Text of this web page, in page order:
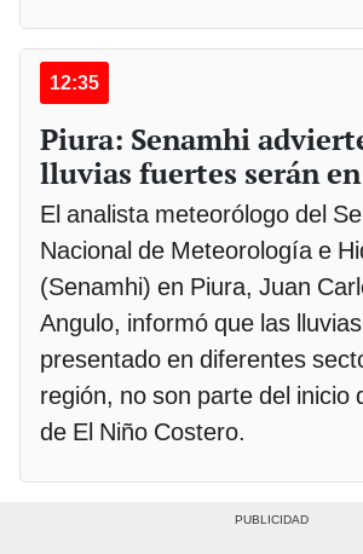
12:35
Piura: Senamhi
lluvias fuertes serán
El analista meteorólogo del
Nacional de Meteorología e
(Senamhi) en Piura, Juan
Angulo, informó que las
presentado en diferentes
región, no son parte del inicio
de El Niño Costero.